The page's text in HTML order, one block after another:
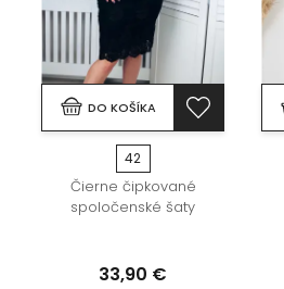
DO KOŠÍKA
42
Čierne čipkované
spoločenské šaty
33,90 €